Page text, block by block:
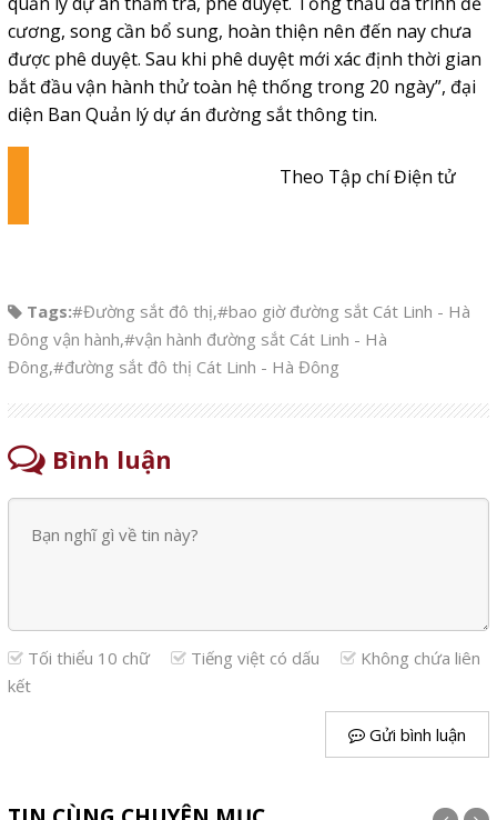
cương, song cần bổ sung, hoàn thiện nên đến nay chưa
được phê duyệt. Sau khi phê duyệt mới xác định thời gian
bắt đầu vận hành thử toàn hệ thống trong 20 ngày”, đại
diện Ban Quản lý dự án đường sắt thông tin.
Theo Tập chí Điện tử
Tags:#Đường sắt đô thị,#bao giờ đường sắt Cát Linh - Hà
Đông vận hành,#vận hành đường sắt Cát Linh - Hà
Đông,#đường sắt đô thị Cát Linh - Hà Đông
Bình luận
Tối thiểu 10 chữ Tiếng việt có dấu
Không chứa liên
kết
Gửi bình luận